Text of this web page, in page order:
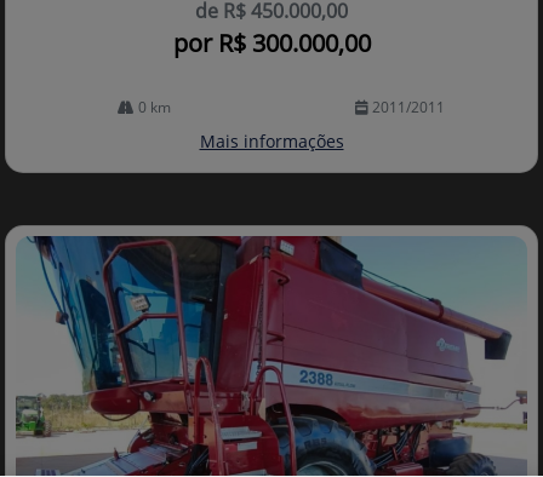
de R$ 450.000,00
por R$ 300.000,00
0 km 2011/2011
Mais informações